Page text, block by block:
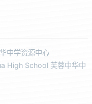
中学资源中心
High School 芙蓉中华中